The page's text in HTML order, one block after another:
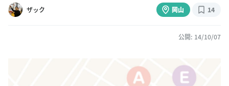
ザック
岡山 14
公開: 14/10/07